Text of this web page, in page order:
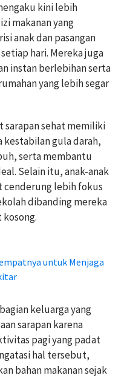
kini lebih
makanan yang
anak dan pasangan
hari. Mereka juga
instan berlebihan serta
yang lebih segar
sarapan sehat memiliki
kestabilan gula darah,
serta membantu
Selain itu, anak-anak
cenderung lebih fokus
dibanding mereka
untuk Menjaga
keluarga yang
sarapan karena
pagi yang padat
hal tersebut,
bahan makanan sejak